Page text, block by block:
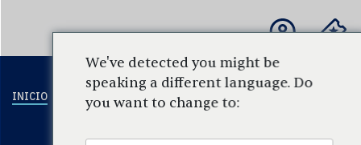
INICIO
PARA
ESCUELAS Y
We've detected you might be
speaking a different language. Do
you want to change to: